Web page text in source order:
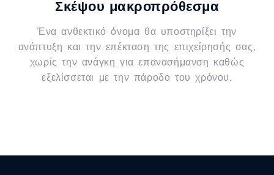
Σκέψου μακροπρόθεσμα
Ένα ανθεκτικό όνομα θα υποστηρίξει την
ανάπτυξη και την επέκταση της επιχείρησής σας,
χωρίς την ανάγκη για επανασήμανση καθώς
εξελίσσεται με την πάροδο του χρόνου.